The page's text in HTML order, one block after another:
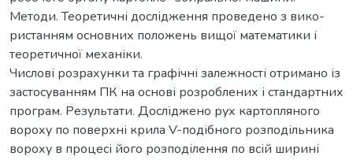
Методи. Теоретичні дослідження проведено з вико-
ристанням основних положень вищої математики і
теоретичної механіки.
Числові розрахунки та графічні залежності отримано із
застосуванням ПК на основі розроблених і стандартних
програм. Результати. Досліджено рух картопляного
вороху по поверхні крила V-подібного розподільника
вороху в процесі його розподілення по всій ширині